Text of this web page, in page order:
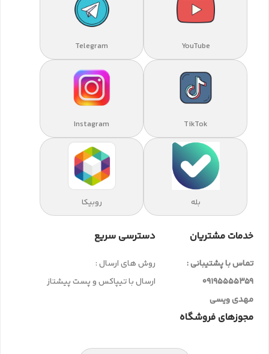
YouTube
Telegram
TikTok
Instagram
بله روبیکا
خدمات مشتریان
تماس با پشتیبانی :
09195555359
مهدی ویسی
دسترسی سریع
روش های ارسال :
ارسال با تیپاکس و پست پیشتاز
مجوزهای فروشگاه